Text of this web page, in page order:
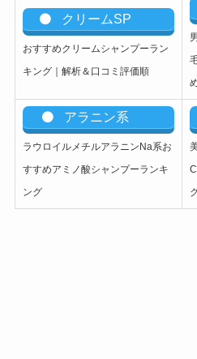
クリームSP
おすすめクリームシャンプーラン
キング｜解析＆口コミ評価順
アラニン系
ラウロイルメチルアラニンNa系お
すすめアミノ酸シャンプーランキ
ング